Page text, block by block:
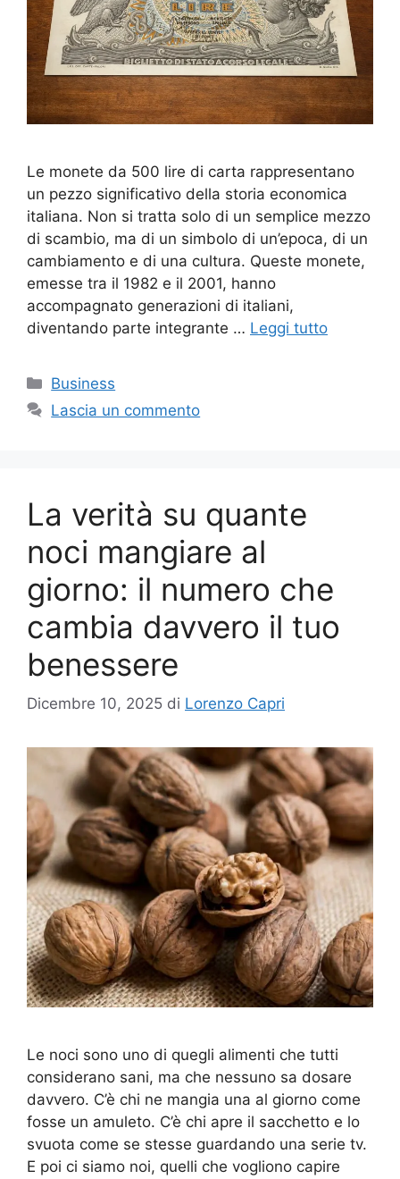
Le monete da 500 lire di carta rappresentano
un pezzo significativo della storia economica
italiana. Non si tratta solo di un semplice mezzo
di scambio, ma di un simbolo di un’epoca, di un
cambiamento e di una cultura. Queste monete,
emesse tra il 1982 e il 2001, hanno
accompagnato generazioni di italiani,
diventando parte integrante … Leggi tutto
Categorie
Business
Lascia un commento
La verità su quante
noci mangiare al
giorno: il numero che
cambia davvero il tuo
benessere
Dicembre 10, 2025 di Lorenzo Capri
Le noci sono uno di quegli alimenti che tutti
considerano sani, ma che nessuno sa dosare
davvero. C’è chi ne mangia una al giorno come
fosse un amuleto. C’è chi apre il sacchetto e lo
svuota come se stesse guardando una serie tv.
E poi ci siamo noi, quelli che vogliono capire